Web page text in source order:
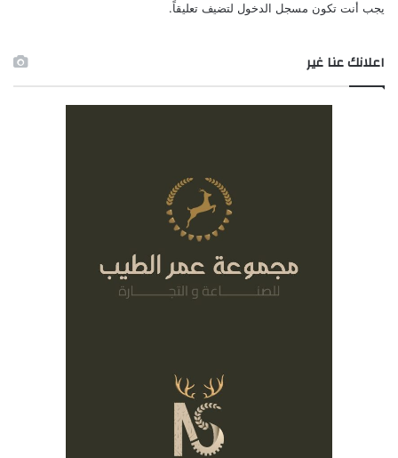
يجب أنت تكون مسجل الدخول لتضيف تعليقاً.
اعلانك عنا غير